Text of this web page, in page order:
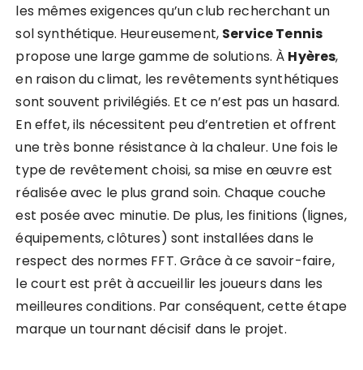
les mêmes exigences qu’un club recherchant un
sol synthétique. Heureusement, Service Tennis
propose une large gamme de solutions. À Hyères,
en raison du climat, les revêtements synthétiques
sont souvent privilégiés. Et ce n’est pas un hasard.
En effet, ils nécessitent peu d’entretien et offrent
une très bonne résistance à la chaleur. Une fois le
type de revêtement choisi, sa mise en œuvre est
réalisée avec le plus grand soin. Chaque couche
est posée avec minutie. De plus, les finitions (lignes,
équipements, clôtures) sont installées dans le
respect des normes FFT. Grâce à ce savoir-faire,
le court est prêt à accueillir les joueurs dans les
meilleures conditions. Par conséquent, cette étape
marque un tournant décisif dans le projet.